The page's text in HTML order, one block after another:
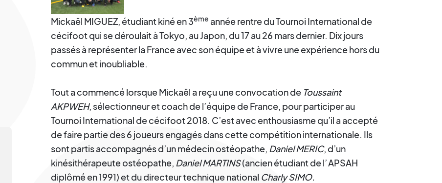
Mickaël MIGUEZ, étudiant kiné en 3ème année rentre du Tournoi International de
cécifoot qui se déroulait à Tokyo, au Japon, du 17 au 26 mars dernier. Dix jours
passés à représenter la France avec son équipe et à vivre une expérience hors du
commun et inoubliable.
Tout a commencé lorsque Mickaël a reçu une convocation de Toussaint
AKPWEH, sélectionneur et coach de l’équipe de France, pour participer au
Tournoi International de cécifoot 2018. C’est avec enthousiasme qu’il a accepté
de faire partie des 6 joueurs engagés dans cette compétition internationale. Ils
sont partis accompagnés d’un médecin ostéopathe, Daniel MERIC, d’un
kinésithérapeute ostéopathe, Daniel MARTINS(ancien étudiant de l’APSAH
diplômé en 1991) et du directeur technique national Charly SIMO.